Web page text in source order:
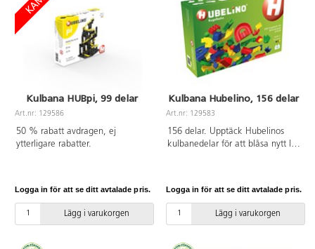
Kulbana HUBpi, 99 delar
Art.nr: 129586
50 % rabatt avdragen, ej
ytterligare rabatter.
Logga in för att se ditt avtalade pris.
Lägg i varukorgen
Kulbana Hubelino, 156 delar
Art.nr: 129583
156 delar. Upptäck Hubelinos
kulbanedelar för att blåsa nytt liv
kulbanor. Av ABS. PVC-fri. Från 3
Logga in för att se ditt avtalade pris.
Lägg i varukorgen